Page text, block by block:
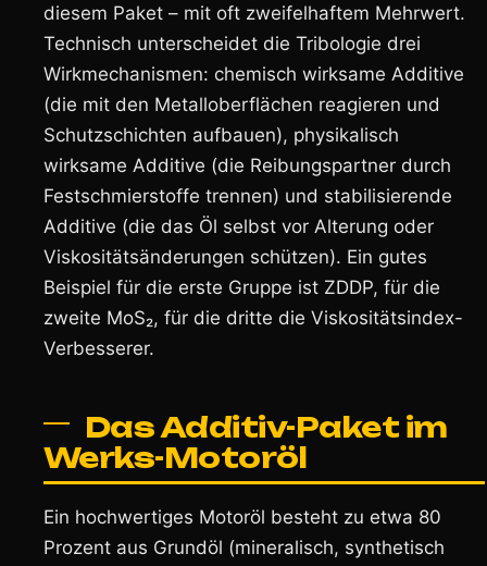
diesem Paket – mit oft zweifelhaftem Mehrwert.
Technisch unterscheidet die Tribologie drei
Wirkmechanismen: chemisch wirksame Additive
(die mit den Metalloberflächen reagieren und
Schutzschichten aufbauen), physikalisch
wirksame Additive (die Reibungspartner durch
Festschmierstoffe trennen) und stabilisierende
Additive (die das Öl selbst vor Alterung oder
Viskositätsänderungen schützen). Ein gutes
Beispiel für die erste Gruppe ist ZDDP, für die
zweite MoS₂, für die dritte die Viskositätsindex-
Verbesserer.
Das Additiv-Paket im
Werks-Motoröl
Ein hochwertiges Motoröl besteht zu etwa 80
Prozent aus Grundöl (mineralisch, synthetisch